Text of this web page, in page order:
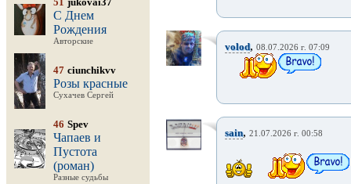
С Днем
Рождения
Авторские
47 ciunchikvv
Розы красные
Сухачев Сергей
46 Spev
Чапаев и
Пустота
(роман)
Разные судьбы
volod, 08.07.2026 г. 07:09
sain, 21.07.2026 г. 00:58